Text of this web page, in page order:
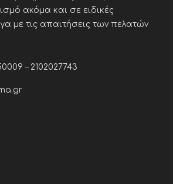
ακόμα και σε ειδικές
με τις απαιτήσεις των πελατών
– 2102027743